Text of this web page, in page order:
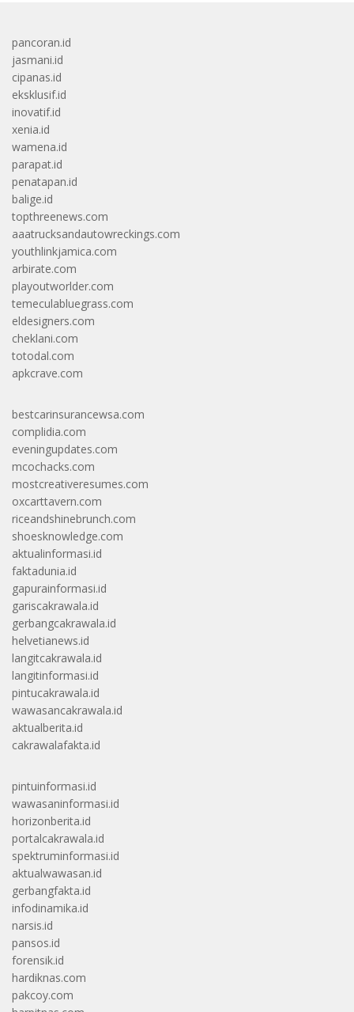
pancoran.id
jasmani.id
cipanas.id
eksklusif.id
inovatif.id
xenia.id
wamena.id
parapat.id
penatapan.id
balige.id
topthreenews.com
aaatrucksandautowreckings.com
youthlinkjamica.com
arbirate.com
playoutworlder.com
temeculabluegrass.com
eldesigners.com
cheklani.com
totodal.com
apkcrave.com
bestcarinsurancewsa.com
complidia.com
eveningupdates.com
mcochacks.com
mostcreativeresumes.com
oxcarttavern.com
riceandshinebrunch.com
shoesknowledge.com
aktualinformasi.id
faktadunia.id
gapurainformasi.id
gariscakrawala.id
gerbangcakrawala.id
helvetianews.id
langitcakrawala.id
langitinformasi.id
pintucakrawala.id
wawasancakrawala.id
aktualberita.id
cakrawalafakta.id
pintuinformasi.id
wawasaninformasi.id
horizonberita.id
portalcakrawala.id
spektruminformasi.id
aktualwawasan.id
gerbangfakta.id
infodinamika.id
narsis.id
pansos.id
forensik.id
hardiknas.com
pakcoy.com